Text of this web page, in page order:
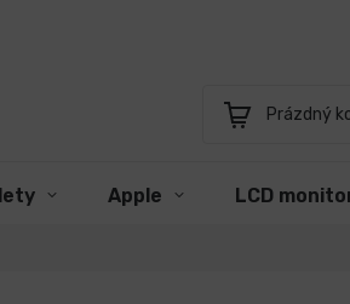
Nákupní
Prázdný
Apple LCD